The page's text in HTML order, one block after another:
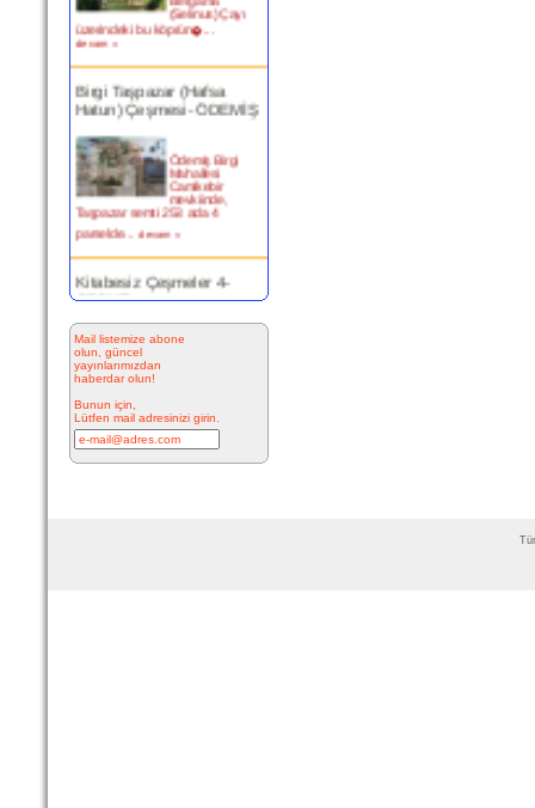
üzerindeki bu köprün�...
devam »
Hatun) Çeşmesi- ÖDEMİŞ
Mahallesi
Camikebir
mevkiinde,
Taşpazar semti 253 ada 4
parselde... devam »
ÇEŞME
Resimde
devam »
Marifi Dergahı Şeyh Yusuf
Mail listemize abone
olun, güncel
yayınlarımızdan
haberdar olun!
Bunun için,
Lütfen mail adresinizi girin.